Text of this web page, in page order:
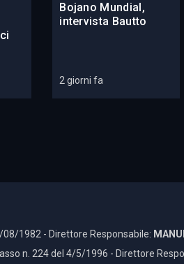
Bojano Mundial,
intervista Bautto
2 giorni fa
1982 - Direttore Responsabile:
n. 224 del 4/5/1996 - Direttore